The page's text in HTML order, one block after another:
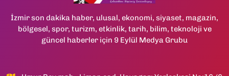
İzmir son dakika haber, ulusal, ekonomi, siyaset, magazin,
bölgesel, spor, turizm, etkinlik, tarih, bilim, teknoloji ve
güncel haberler için 9 Eylül Medya Grubu